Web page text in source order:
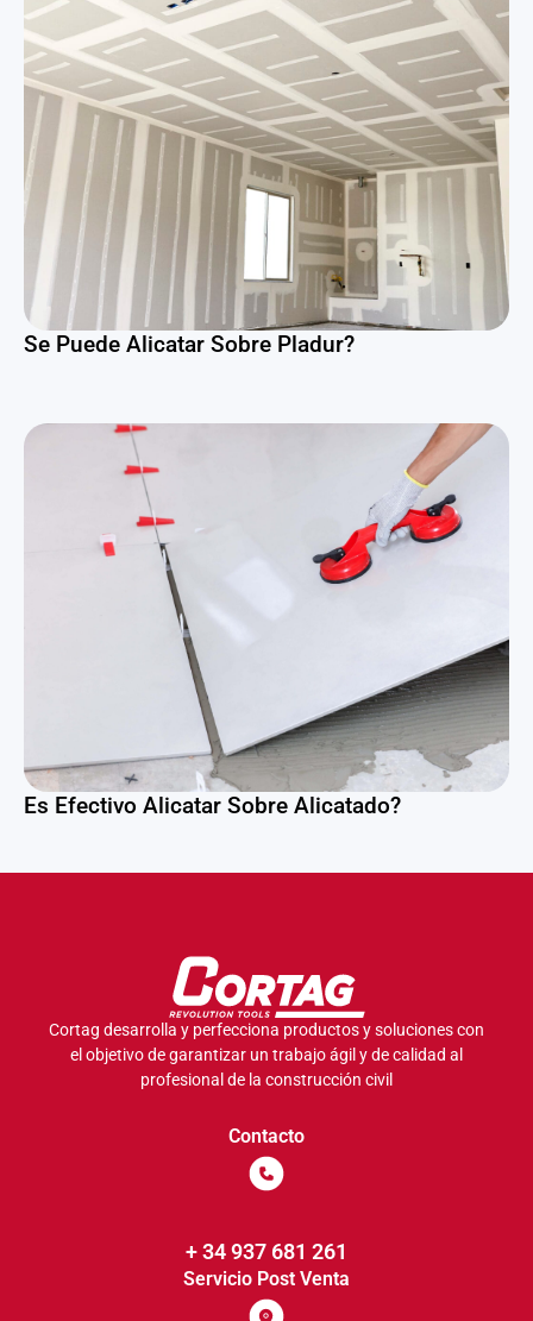
Se Puede Alicatar Sobre Pladur?
Es Efectivo Alicatar Sobre Alicatado?
Cortag desarrolla y perfecciona productos y soluciones con
el objetivo de garantizar un trabajo ágil y de calidad al
profesional de la construcción civil
Contacto
+ 34 937 681 261
Servicio Post Venta